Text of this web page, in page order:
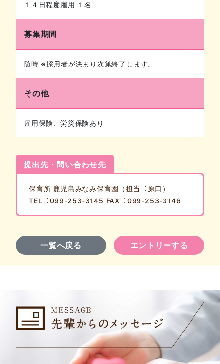
１４日程度雇⽤ １名
募集期間
随時 ※採⽤者が決まり次第終了します。
その他
雇⽤保険、労災保険あり
提出先・問い合わせ先
保育所 ⿅児島みなみ保育園（担当︓原⼝）
TEL︓099-253-3145 FAX︓099-253-3146
一覧へ戻る エントリーする